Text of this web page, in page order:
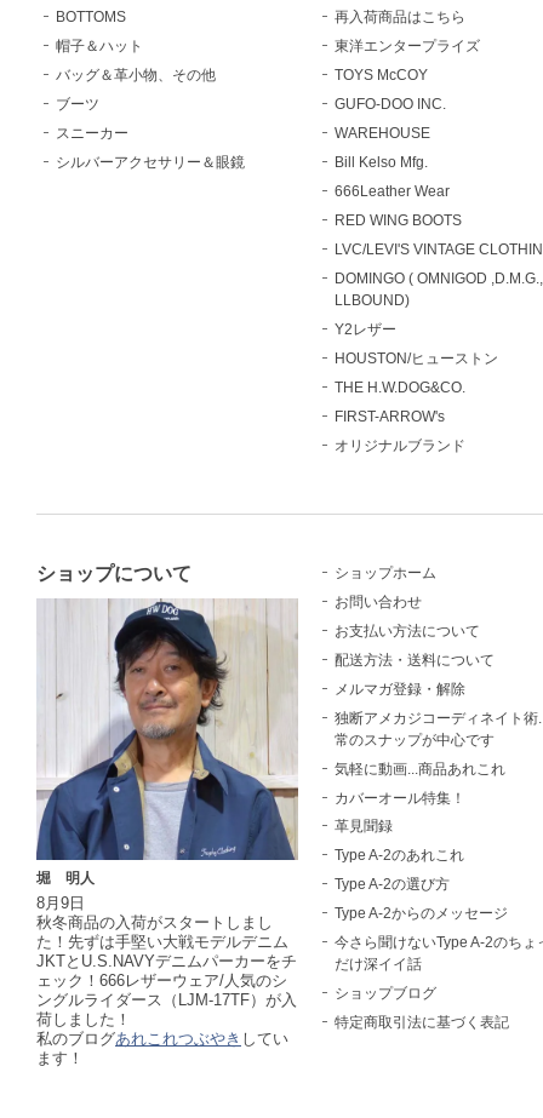
BOTTOMS
帽子＆ハット
バッグ＆革小物、その他
ブーツ
スニーカー
シルバーアクセサリー＆眼鏡
再入荷商品はこちら
東洋エンタープライズ
TOYS McCOY
GUFO-DOO INC.
WAREHOUSE
Bill Kelso Mfg.
666Leather Wear
RED WING BOOTS
LVC/LEVI'S VINTAGE
DOMINGO ( OMNIGOD
LLBOUND)
Y2レザー
HOUSTON/ヒューストン
THE H.W.DOG&CO.
FIRST-ARROW's
オリジナルブランド
ショップについて
堀 明人
8月9日
秋冬商品の入荷がスタートしまし
た！先ずは手堅い大戦モデルデニム
JKTとU.S.NAVYデニムパーカーをチ
ェック！666レザーウェア/人気のシ
ングルライダース（LJM-17TF）が入
荷しました！
私のブログあれこれつぶやき してい
ます！
ショップホーム
お問い合わせ
お支払い方法について
配送方法・送料について
メルマガ登録・解除
独断アメカジコーディネイト術
常のスナップが中心です
気軽に動画...商品あれこれ
カバーオール特集！
革見聞録
Type A-2のあれこれ
Type A-2の選び方
Type A-2からのメッセージ
今さら聞けないType A-2のちょ
だけ深イイ話
ショップブログ
特定商取引法に基づく表記